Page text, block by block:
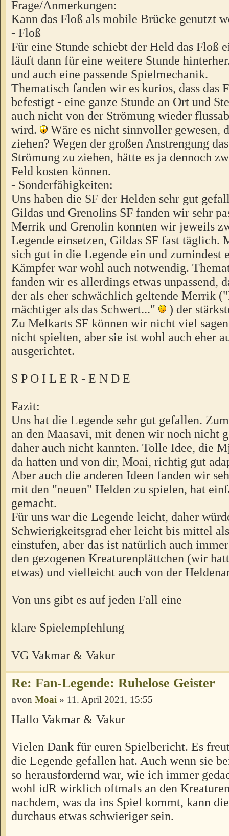
Frage/Anmerkungen:
Kann das Floß als mobile Brücke genutzt
- Floß
Für eine Stunde schiebt der Held das Floß
läuft dann für eine weitere Stunde
und auch eine passende Spielmechanik.
Thematisch fanden wir es kurios, dass das
befestigt - eine ganze Stunde an Ort und
auch nicht von der Strömung wieder
wird.
Wäre es nicht sinnvoller gewesen,
ziehen? Wegen der großen Anstrengung
Strömung zu ziehen, hätte es ja dennoch
Feld kosten können.
- Sonderfähigkeiten:
Uns haben die SF der Helden sehr gut
Gildas und Grenolins SF fanden wir sehr
Merrik und Grenolin konnten wir jeweils
Legende einsetzen, Gildas SF fast täglich.
sich gut in die Legende ein und zumindest
Kämpfer war wohl auch notwendig.
fanden wir es allerdings etwas unpassend,
der als eher schwächlich geltende Merrik
mächtiger als das Schwert..."
) der
Zu Melkarts SF können wir nicht viel
nicht spielten, aber sie ist wohl auch eher
ausgerichtet.
S P O I L E R - E N D E
Fazit:
Uns hat die Legende sehr gut gefallen.
an den Maasavi, mit denen wir noch nicht
daher auch nicht kannten. Tolle Idee, die
da hatten und von dir, Moai, richtig gut
Aber auch die anderen Ideen fanden wir
mit den "neuen" Helden zu spielen, hat
gemacht.
Für uns war die Legende leicht, daher
Schwierigkeitsgrad eher leicht bis mittel
einstufen, aber das ist natürlich auch
den gezogenen Kreaturenplättchen (wir
etwas) und vielleicht auch von der
Von uns gibt es auf jeden Fall eine
klare Spielempfehlung
VG Vakmar & Vakur
Re: Fan-Legende: Ruhelose Geister
von Moai » 11. April 2021, 15:55
Hallo Vakmar & Vakur
Vielen Dank für euren Spielbericht. Es
die Legende gefallen hat. Auch wenn sie
so herausfordernd war, wie ich immer
wohl idR wirklich oftmals an den
nachdem, was da ins Spiel kommt, kann
durchaus etwas schwieriger sein.